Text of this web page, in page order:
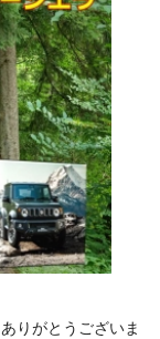
りがとうございま